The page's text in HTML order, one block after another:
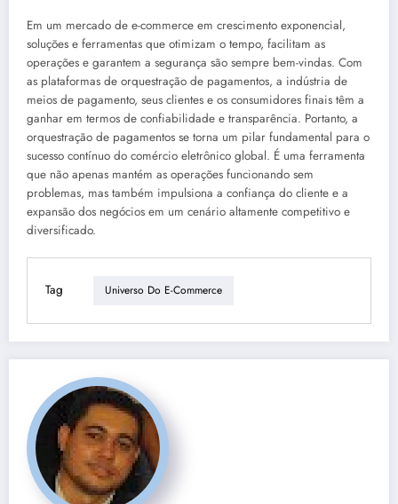
Em um mercado de e-commerce em crescimento exponencial,
soluções e ferramentas que otimizam o tempo, facilitam as
operações e garantem a segurança são sempre bem-vindas. Com
as plataformas de orquestração de pagamentos, a indústria de
meios de pagamento, seus clientes e os consumidores finais têm a
ganhar em termos de confiabilidade e transparência. Portanto, a
orquestração de pagamentos se torna um pilar fundamental para o
sucesso contínuo do comércio eletrônico global. É uma ferramenta
que não apenas mantém as operações funcionando sem
problemas, mas também impulsiona a confiança do cliente e a
expansão dos negócios em um cenário altamente competitivo e
diversificado.
Tag Universo Do E-Commerce